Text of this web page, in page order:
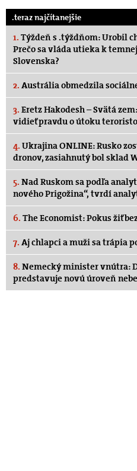
.teraz najčítanejšie
1. Týždeň s .týždňom: Urobil
Prečo sa vláda utieka k
Slovenska?
2. Austrália obmedzila
3. Eretz Hakodesh – Svätá
vidieť pravdu o útoku
4. Ukrajina ONLINE: Rusko
dronov, zasiahnutý bol sklad
5. Nad Ruskom sa podľa
nového Prigožina“, tvrdí
6. The Economist: Pokus žiť
7. Aj chlapci a muži sa trápia
8. Nemecký minister vnútra:
predstavuje novú úroveň